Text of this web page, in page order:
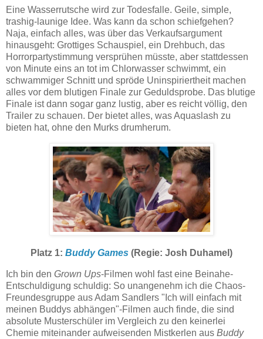
Eine Wasserrutsche wird zur Todesfalle. Geile, simple,
trashig-launige Idee. Was kann da schon schiefgehen?
Naja, einfach alles, was über das Verkaufsargument
hinausgeht: Grottiges Schauspiel, ein Drehbuch, das
Horrorpartystimmung versprühen müsste, aber stattdessen
von Minute eins an tot im Chlorwasser schwimmt, ein
schwammiger Schnitt und spröde Uninspiriertheit machen
alles vor dem blutigen Finale zur Geduldsprobe. Das blutige
Finale ist dann sogar ganz lustig, aber es reicht völlig, den
Trailer zu schauen. Der bietet alles, was Aquaslash zu
bieten hat, ohne den Murks drumherum.
Platz 1: Buddy Games (Regie: Josh Duhamel)
Ich bin den Grown Ups-Filmen wohl fast eine Beinahe-
Entschuldigung schuldig: So unangenehm ich die Chaos-
Freundesgruppe aus Adam Sandlers "Ich will einfach mit
meinen Buddys abhängen"-Filmen auch finde, die sind
absolute Musterschüler im Vergleich zu den keinerlei
Chemie miteinander aufweisenden Mistkerlen aus Buddy